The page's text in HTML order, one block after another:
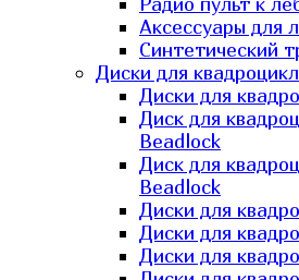
Аксессуары для
Синтетический
Диски для
Диски для
Диск для
Beadlock
Диск для
Beadlock
Диски для
Диски для
Диски для